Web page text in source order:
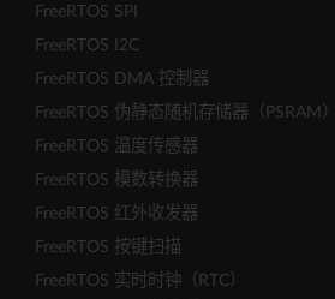
FreeRTOS SPI
FreeRTOS I2C
FreeRTOS DMA 控制器
FreeRTOS 伪静态随机存储器（PSRAM）
FreeRTOS 温度传感器
FreeRTOS 模数转换器
FreeRTOS 红外收发器
FreeRTOS 按键扫描
FreeRTOS 实时时钟（RTC）